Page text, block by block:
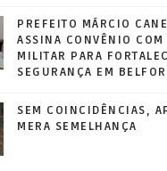
PREFEITO MÁRCIO
ASSINA CONVÊNIO
MILITAR PARA
SEGURANÇA EM
SEM COINCIDÊNCIAS,
MERA SEMELHANÇA